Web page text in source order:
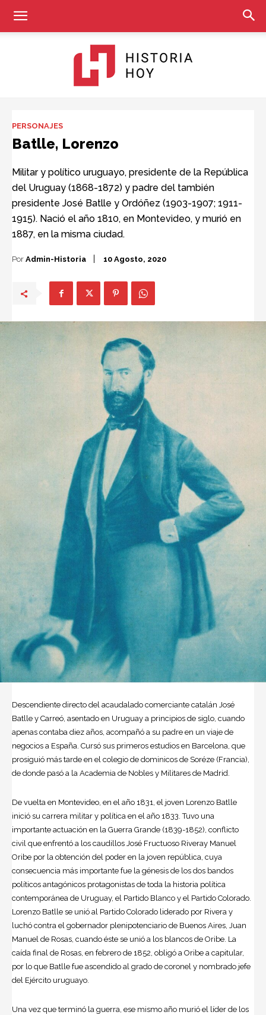
PERSONAJES
Batlle, Lorenzo
Militar y político uruguayo, presidente de la República
del Uruguay (1868-1872) y padre del también
presidente José Batlle y Ordóñez (1903-1907; 1911-
1915). Nació el año 1810, en Montevideo, y murió en
1887, en la misma ciudad.
Por Admin-Historia 10 Agosto, 2020
Descendiente directo del acaudalado comerciante catalán José
Batlle y Carreó, asentado en Uruguay a principios de siglo, cuando
apenas contaba diez años, acompañó a su padre en un viaje de
negocios a España. Cursó sus primeros estudios en Barcelona, que
prosiguió más tarde en el colegio de dominicos de Soréze (Francia),
de donde pasó a la Academia de Nobles y Militares de Madrid.
De vuelta en Montevideo, en el año 1831, el joven Lorenzo Batlle
inició su carrera militar y política en el año 1833. Tuvo una
importante actuación en la Guerra Grande (1839-1852), conflicto
civil que enfrentó a los caudillos José Fructuoso Riveray Manuel
Oribe por la obtención del poder en la joven república, cuya
consecuencia más importante fue la génesis de los dos bandos
políticos antagónicos protagonistas de toda la historia política
contemporánea de Uruguay, el Partido Blanco y el Partido Colorado.
Lorenzo Batlle se unió al Partido Colorado liderado por Rivera y
luchó contra el gobernador plenipotenciario de Buenos Aires, Juan
Manuel de Rosas, cuando éste se unió a los blancos de Oribe. La
caída final de Rosas, en febrero de 1852, obligó a Oribe a capitular,
por lo que Batlle fue ascendido al grado de coronel y nombrado jefe
del Ejército uruguayo.
Una vez que terminó la guerra, ese mismo año murió el líder de los